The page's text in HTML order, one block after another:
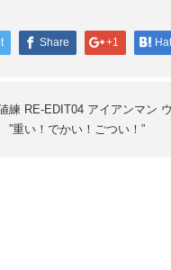
Share +1
練 RE-EDIT04 アイアンマン
重い！でかい！ごつい！”